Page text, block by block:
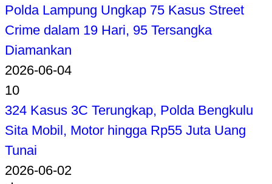
Polda Lampung Ungkap 75 Kasus Street
Crime dalam 19 Hari, 95 Tersangka
Diamankan
2026-06-04
10
324 Kasus 3C Terungkap, Polda Bengkulu
Sita Mobil, Motor hingga Rp55 Juta Uang
Tunai
2026-06-02